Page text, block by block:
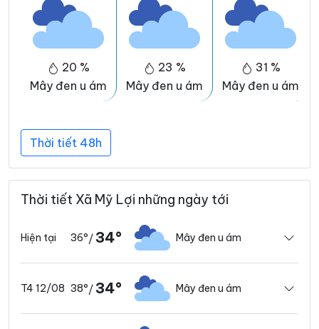
20 %
Mây đen u ám
23 %
Mây đen u ám
31 %
Mây đen u ám
Thời tiết 48h
Thời tiết Xã Mỹ Lợi những ngày tới
Hiện tại 36°/ 34° Mây đen u ám
T4 12/08 38°/ 34° Mây đen u ám